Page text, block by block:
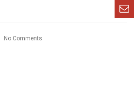
No Comments